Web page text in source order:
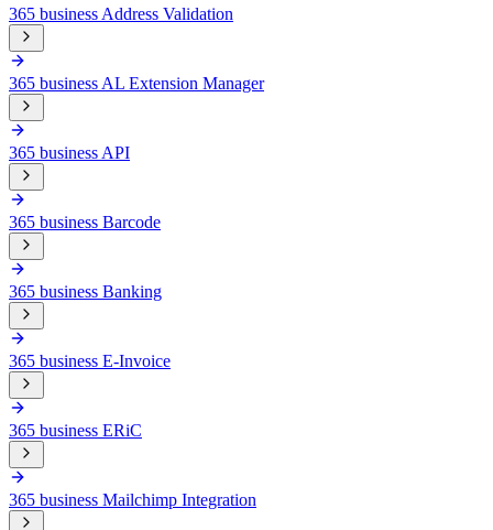
365 business Address Validation
365 business AL Extension Manager
365 business API
365 business Barcode
365 business Banking
365 business E-Invoice
365 business ERiC
365 business Mailchimp Integration